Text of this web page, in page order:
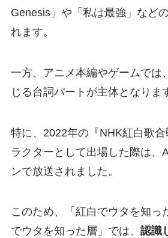
Genesis」や「私は最強」など
れます。
一方、アニメ本編やゲームでは
じる台詞パートが主体となりま
特に、2022年の『NHK紅白歌
ラクターとして出場した際は、
ンで放送されました。
このため、「紅白でウタを知っ
でウタを知った層」では、 認識